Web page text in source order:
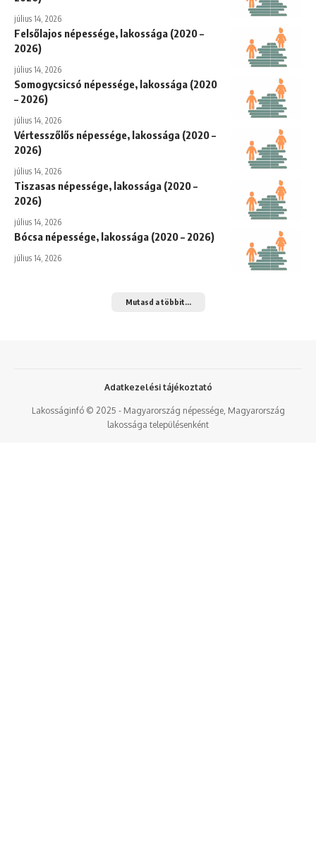
július 14, 2026
Felsőlajos népessége, lakossága (2020 –
2026)
július 14, 2026
Somogycsicsó népessége, lakossága (2020
– 2026)
július 14, 2026
Vértesszőlős népessége, lakossága (2020 –
2026)
július 14, 2026
Tiszasas népessége, lakossága (2020 –
2026)
július 14, 2026
Bócsa népessége, lakossága (2020 – 2026)
július 14, 2026
Mutasd a többit...
Lakosságinfó © 2025 - Magyarország népessége, Magyarország
lakossága településenként
Adatkezelési tájékoztató